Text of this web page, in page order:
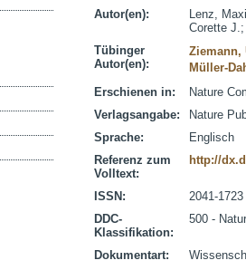
Autor(en):
Lenz,
Corette J.
Tübinger
Autor(en):
Ziemann,
Müller-
Erschienen in:
Nature
Verlagsangabe:
Nature
Sprache:
Englisch
Referenz zum
Volltext:
http://
ISSN:
2041-1723
DDC-
Klassifikation:
500 -
Dokumentart: